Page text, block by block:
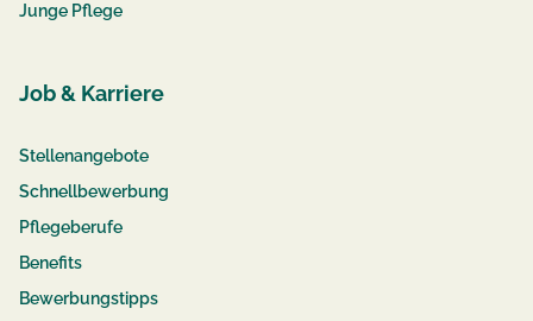
Junge Pflege
Job & Karriere
Stellenangebote
Schnellbewerbung
Pflegeberufe
Benefits
Bewerbungstipps